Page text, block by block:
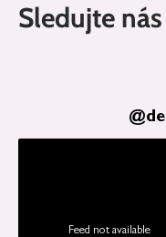
Sledujte
@
Feed not available